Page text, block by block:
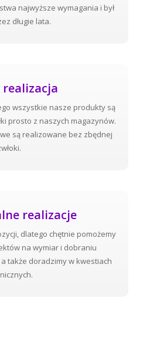
najwyższe wymagania i był
długie lata.
realizacja
wszystkie nasze produkty są
prosto z naszych magazynów.
są realizowane bez zbędnej
realizacje
dlatego chętnie pomożemy
na wymiar i dobraniu
także doradzimy w kwestiach